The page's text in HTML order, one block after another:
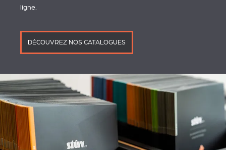
ligne.
DÉCOUVREZ NOS CATALOGUES